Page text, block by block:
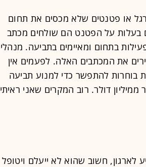
או פטנטים שלא מכסים את תחום
בעלות על הפטנט הם שולחים מכתב
בתחום ומאיימים בתביעה. מנהלי
את המכתבים האלה. לפעמים אין
להתפשר כדי למנוע תביעה
דולר. רוב המקרים שאני ראיתי
לארגון, חשוב שהוא לא ייעלם ויטופל